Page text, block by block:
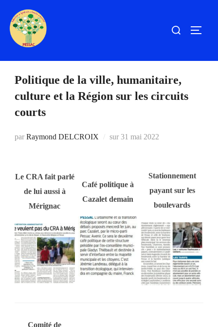
contenu
Rechercher :
Politique de la ville, humanitaire,
culture et la Région sur les circuits
courts
par Raymond DELCROIX sur Publié
31 mai 2022
Le CRA fait parlé
de lui aussi à
Mérignac
Café politique à
Cazalet demain
Stationnement
payant sur les
boulevards
Comité de